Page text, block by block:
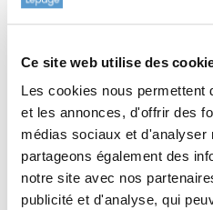
Ce site web utilise des
Les cookies nous permettent
et les annonces, d'offrir des
médias sociaux et d'analyser
partageons également des
notre site avec nos
publicité et d'analyse, qui
Genre : EPIMEDIUM
Complément : 0
Plantation de
youngianum
La plantation d’une vivace est
un trou de 2 à 3 fois la taille du
et venir écraser la terre